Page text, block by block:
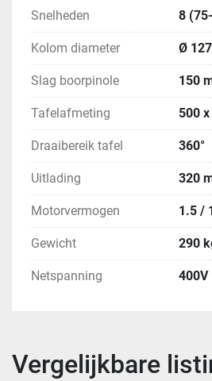
Snelheden 8
Kolom diameter Ø
Slag boorpinole 150
Tafelafmeting 500
Draaibereik tafel 360°
Uitlading 320
Motorvermogen 1.5 /
Gewicht 290
Netspanning 400V
Vergelijkbare